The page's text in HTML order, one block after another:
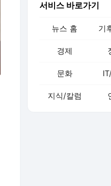
서비스 바로가기
뉴스 홈 기
경제
문화
지식/칼럼